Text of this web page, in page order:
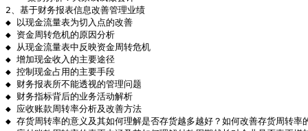
2、基于财务报表信息改善管理业绩
◆ 以现金流量表为切入点的改善
◆ 资金周转危机的原因分析
◆ 从现金流量表中反映资金周转危机
◆ 增加现金收入的主要途径
◆ 控制现金占用的主要手段
◆ 财务报表所不能透视的管理问题
◆ 财务指标背后的业务活动解析
◆ 应收账款周转率分析及改善方法
◆ 存货周转率的意义及其如何理解是否存货越多越好？如何改善存货周转率